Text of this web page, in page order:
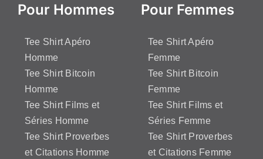
Pour Hommes
Tee Shirt Apéro
Homme
Tee Shirt Bitcoin
Homme
Tee Shirt Films et
Séries Homme
Tee Shirt Proverbes
et Citations Homme
Pour Femmes
Tee Shirt Apéro
Femme
Tee Shirt Bitcoin
Femme
Tee Shirt Films et
Séries Femme
Tee Shirt Proverbes
et Citations Femme